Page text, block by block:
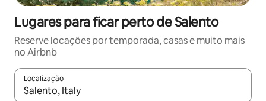
Lugares para ficar perto de Salento
Reserve locações por temporada, casas e muito mais
no Airbnb
Localização
Quando os resultados estiverem disponíveis, explore-os